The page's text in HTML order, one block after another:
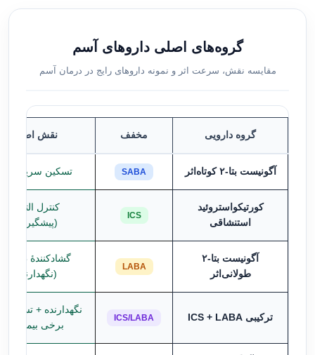
گروه‌های اصلی داروهای آسم
مقایسه نقش، سرعت اثر و نمونه داروهای رایج در درمان آسم
گروه دارویی مخفف نقش اصلی
آگونیست بتا-۲ کوتاه‌اثر SABA تسکین سریع
کورتیکواستروئید
استنشاقی
ICS
کنترل التهاب
(پیشگیرانه)
آگونیست بتا-۲
طولانی‌اثر
LABA
گشادکنندهٔ
(نگهدارنده)
ترکیبی ICS + LABA ICS/LABA
نگهدارنده +
برخی بیماران)